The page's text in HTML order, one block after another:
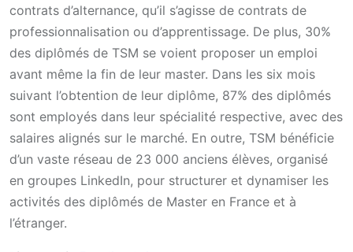
contrats d’alternance, qu’il s’agisse de contrats de
professionnalisation ou d’apprentissage. De plus, 30%
des diplômés de TSM se voient proposer un emploi
avant même la fin de leur master. Dans les six mois
suivant l’obtention de leur diplôme, 87% des diplômés
sont employés dans leur spécialité respective, avec des
salaires alignés sur le marché. En outre, TSM bénéficie
d’un vaste réseau de 23 000 anciens élèves, organisé
en groupes LinkedIn, pour structurer et dynamiser les
activités des diplômés de Master en France et à
l’étranger.